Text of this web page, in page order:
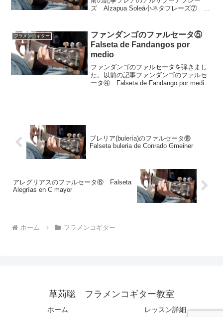
ズ Alzapua Soleá小ネタフレーズ⑦ ソ
アは1...
フラメンコギター
ファンダンゴのファルセータ⑤
Falseta de Fandangos por
medio
ファンダンゴのファルセータを弾きまし
た。以前の記事ファンダンゴのファルセ
ータ④ Falseta de Fandango por medio
ブレリア(bulería)のファルセータ⑱
Falseta buleria de Conrado Gmeiner
アレグリアスのファルセータ⑥ Falseta
Alegrías en C mayor
ホーム フラメンコギター
草苅聡 フラメンコギター教室
ホーム レッスン詳細